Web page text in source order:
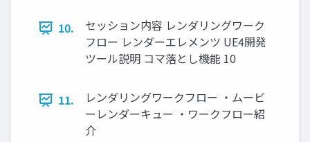
10.
セッション内容 レンダリングワーク
フロー レンダーエレメンツ UE4開発
ツール説明 コマ落とし機能 10
11.
レンダリングワークフロー ・ムービ
ーレンダーキュー ・ワークフロー紹
介